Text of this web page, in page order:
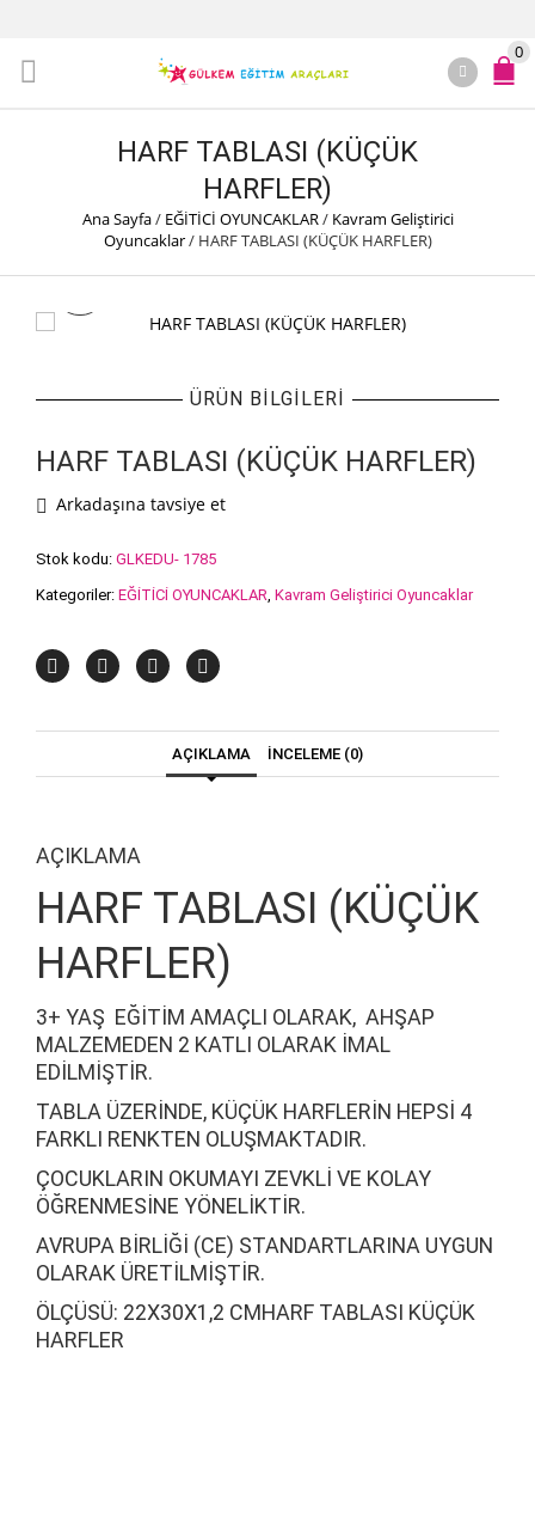
0
HARF TABLASI (KÜÇÜK
HARFLER)
Ana Sayfa/ EĞİTİCİ OYUNCAKLAR/ Kavram Geliştirici
Oyuncaklar/ HARF TABLASI (KÜÇÜK HARFLER)
ÜRÜN BILGILERI
HARF TABLASI (KÜÇÜK HARFLER)
Arkadaşına tavsiye et
Stok kodu: GLKEDU- 1785
Kategoriler: EĞİTİCİ OYUNCAKLAR Kavram Geliştirici Oyuncaklar
AÇIKLAMA İNCELEME (0)
AÇIKLAMA
HARF TABLASI (KÜÇÜK
HARFLER)
3+ YAŞ EĞITIM AMAÇLI OLARAK, AHŞAP
MALZEMEDEN 2 KATLI OLARAK IMAL
EDILMIŞTIR.
TABLA ÜZERINDE, KÜÇÜK HARFLERIN HEPSI 4
FARKLI RENKTEN OLUŞMAKTADIR.
ÇOCUKLARIN OKUMAYI ZEVKLI VE KOLAY
ÖĞRENMESINE YÖNELIKTIR.
AVRUPA BIRLIĞI (CE) STANDARTLARINA UYGUN
OLARAK ÜRETILMIŞTIR.
ÖLÇÜSÜ: 22X30X1,2 CMHARF TABLASI KÜÇÜK
HARFLER